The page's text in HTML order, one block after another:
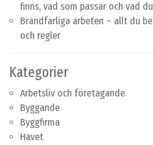
finns, vad som passar och vad
Brandfarliga arbeten – allt du
och regler
Kategorier
Arbetsliv och företagande.
Byggande
Byggfirma
Havet